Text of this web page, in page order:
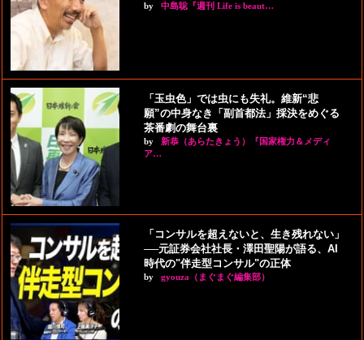
by 中島聡『週刊 Life is beaut…
「玉虫色」では虫にも失礼。維新“悲
願”の中身なき「副首都法」採決をめぐる
茶番劇の舞台裏
by
新恭（あらたきょう）『国家権力＆メディ
ア…
「コンサルを超えないと、生き残れない」
──元証券会社社長・澤田聖陽が語る、AI
時代の"伴走型コンサル"の正体
by gyouza（まぐまぐ編集部）